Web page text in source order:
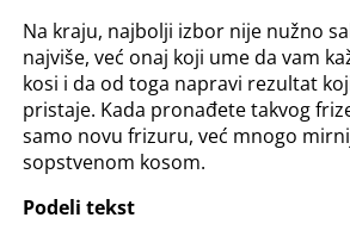
Na kraju, najbolji izbor nije nužno
najviše, već onaj koji ume da vam
kosi i da od toga napravi rezultat
pristaje. Kada pronađete takvog
samo novu frizuru, već mnogo
sopstvenom kosom.
Podeli tekst